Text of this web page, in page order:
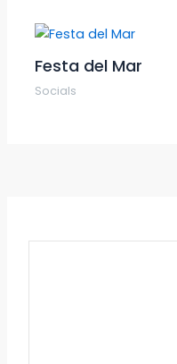
Festa del Mar
Socials